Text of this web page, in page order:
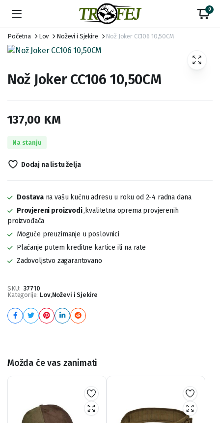
0
Početna Lov Noževi i Sjekire Nož Joker CC106 10,50CM
Nož Joker CC106 10,50CM
137,00 KM
Na stanju
Dodaj na listu želja
Dostavana vašu kućnu adresu u roku od 2-4 radna dana
Provjereni proizvodi,kvalitetna oprema provjerenih
proizvođača
Moguće preuzimanje u poslovnici
Plaćanje putem kreditne kartice ili na rate
Zadovoljstvo zagarantovano
SKU: 37710
Kategorije: Lov,Noževi i Sjekire
Možda će vas zanimati